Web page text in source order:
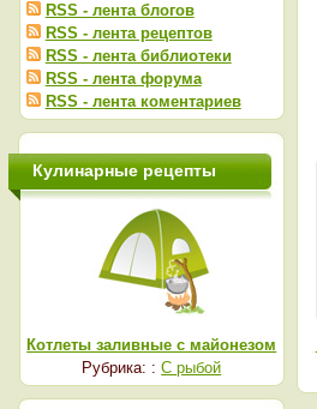
RSS - лента блогов
RSS - лента рецептов
RSS - лента библиотеки
RSS - лента форума
RSS - лента коментариев
Кулинарные рецепты
Котлеты заливные с майонезом
Рубрика: :С рыбой